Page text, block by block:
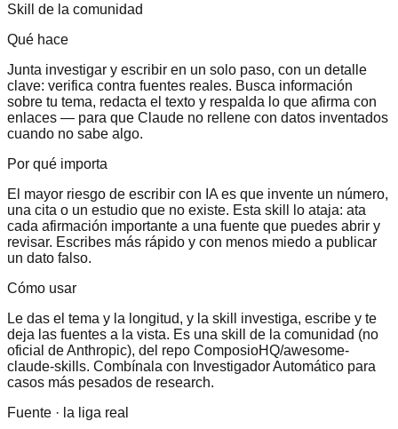
Skill de la comunidad
Qué hace
Junta investigar y escribir en un solo paso, con un detalle
clave: verifica contra fuentes reales. Busca información
sobre tu tema, redacta el texto y respalda lo que afirma con
enlaces — para que Claude no rellene con datos inventados
cuando no sabe algo.
Por qué importa
El mayor riesgo de escribir con IA es que invente un número,
una cita o un estudio que no existe. Esta skill lo ataja: ata
cada afirmación importante a una fuente que puedes abrir y
revisar. Escribes más rápido y con menos miedo a publicar
un dato falso.
Cómo usar
Le das el tema y la longitud, y la skill investiga, escribe y te
deja las fuentes a la vista. Es una skill de la comunidad (no
oficial de Anthropic), del repo ComposioHQ/awesome-
claude-skills. Combínala con Investigador Automático para
casos más pesados de research.
Fuente · la liga real